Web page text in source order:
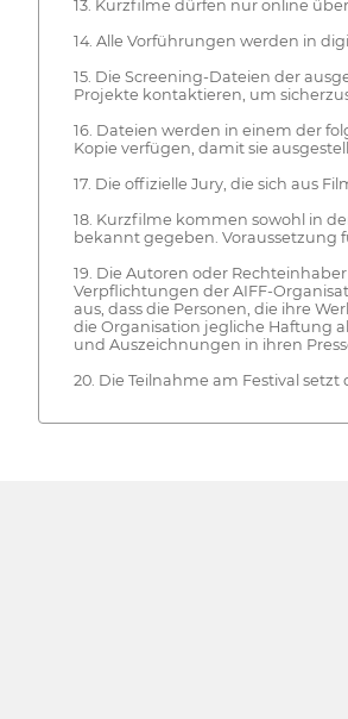
13. Kurzfilme dürfen nur online
14. Alle Vorführungen werden in
15. Die Screening-Dateien der
Projekte kontaktieren, um
16. Dateien werden in einem der
Kopie verfügen, damit sie
17. Die offizielle Jury, die sich aus
18. Kurzfilme kommen sowohl in
bekannt gegeben. Voraussetzung
19. Die Autoren oder
Verpflichtungen der AIFF-
aus, dass die Personen, die ihre
die Organisation jegliche Haftung
und Auszeichnungen in ihren
20. Die Teilnahme am Festival setzt